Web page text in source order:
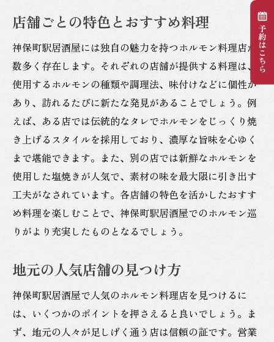
店舗ごとの特色とおすすめ料理
神保町駅居酒屋には独自の魅力を持つホルモン料理店が
数多く存在します。それぞれの店舗が提供する料理は、
使用するホルモンの種類や調理法、味付けなどに個性が
あり、訪れるたびに新たな発見があることでしょう。例
えば、ある店では伝統的なタレでホルモンをじっくり焼
き上げるスタイルを採用しており、濃厚な旨味を心ゆく
まで堪能できます。また、別の店では新鮮なホルモンを
使用した塩焼きが人気で、素材の味を最大限に引き出す
工夫がなされています。各店舗の特色を活かしたおすす
め料理を楽しむことで、神保町駅居酒屋でのホルモン巡
りがより充実したものとなるでしょう。
地元の人気店舗の見つけ方
神保町駅居酒屋で人気のホルモン料理店を見つけるに
は、いくつかのポイントを押さえると良いでしょう。ま
ず、地元の人々が足しげく通う店は信頼の証です。営業